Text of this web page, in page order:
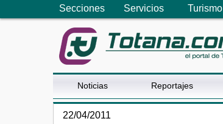
Secciones Servicios Turismo
Noticias Reportajes
22/04/2011